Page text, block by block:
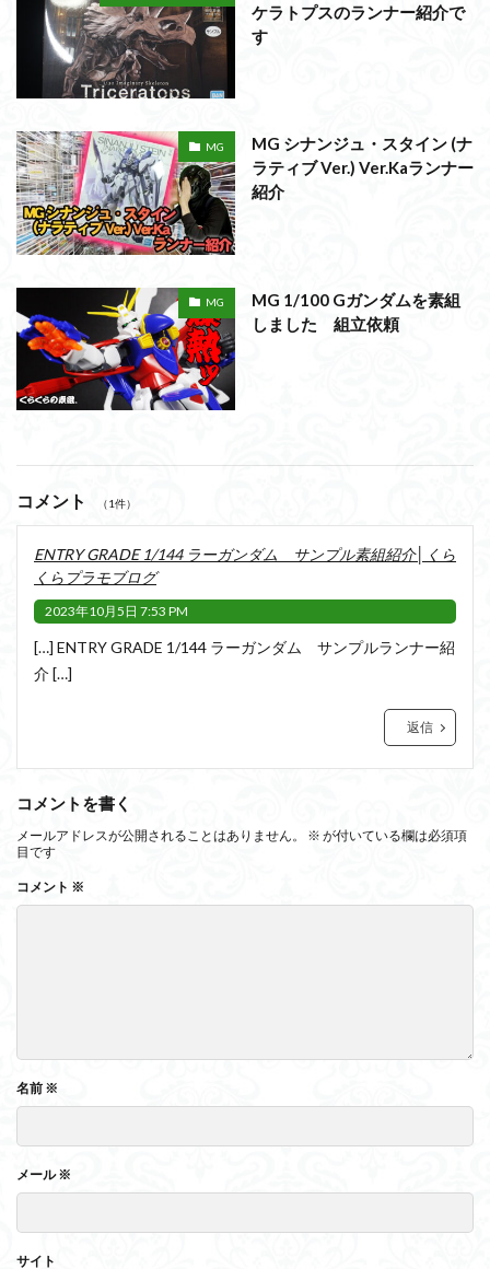
ケラトプスのランナー紹介で
す
MG
MG シナンジュ・スタイン (ナ
ラティブ Ver.) Ver.Kaランナー
紹介
MG
MG 1/100 Gガンダムを素組
しました 組立依頼
コメント （1件）
ENTRY GRADE 1/144 ラーガンダム サンプル素組紹介│くら
くらプラモブログ
2023年10月5日 7:53 PM
[…] ENTRY GRADE 1/144 ラーガンダム サンプルランナー紹
介 […]
返信
コメントを書く
メールアドレスが公開されることはありません。 ※ が付いている欄は必須項
目です
コメント ※
名前 ※
メール※
サイト